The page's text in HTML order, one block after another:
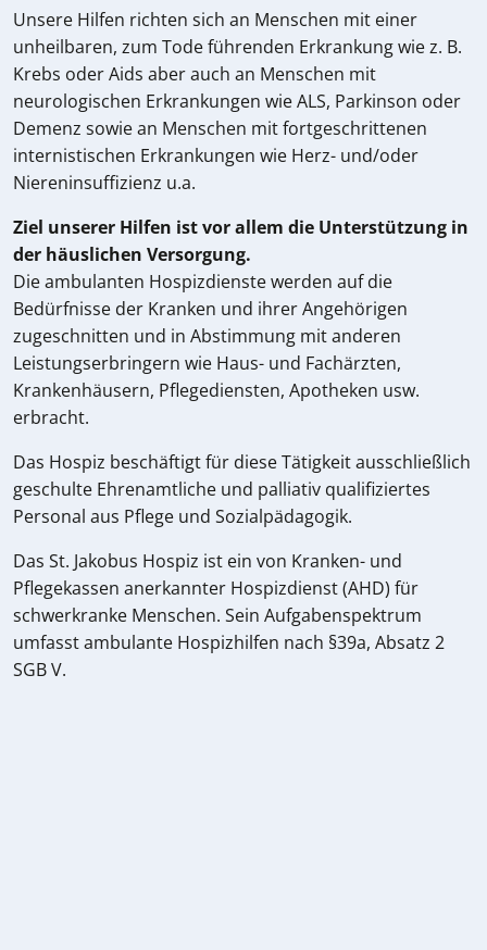
Unsere Hilfen richten sich an Menschen mit einer
unheilbaren, zum Tode führenden Erkrankung wie z. B.
Krebs oder Aids aber auch an Menschen mit
neurologischen Erkrankungen wie ALS, Parkinson oder
Demenz sowie an Menschen mit fortgeschrittenen
internistischen Erkrankungen wie Herz- und/oder
Niereninsuffizienz u.a.
Ziel unserer Hilfen ist vor allem die Unterstützung in
der häuslichen Versorgung.
Die ambulanten Hospizdienste werden auf die
Bedürfnisse der Kranken und ihrer Angehörigen
zugeschnitten und in Abstimmung mit anderen
Leistungserbringern wie Haus- und Fachärzten,
Krankenhäusern, Pflegediensten, Apotheken usw.
erbracht.
Das Hospiz beschäftigt für diese Tätigkeit ausschließlich
geschulte Ehrenamtliche und palliativ qualifiziertes
Personal aus Pflege und Sozialpädagogik.
Das St. Jakobus Hospiz ist ein von Kranken- und
Pflegekassen anerkannter Hospizdienst (AHD) für
schwerkranke Menschen. Sein Aufgabenspektrum
umfasst ambulante Hospizhilfen nach §39a, Absatz 2
SGB V.